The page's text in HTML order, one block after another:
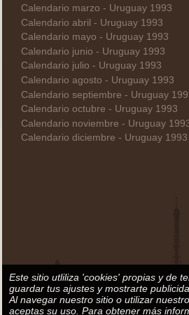
Calendario marzo - Uruguay 1993
Calendario abril - Uruguay 1993
Calendario mayo - Uruguay 1993
Calendario junio - Uruguay 1993
Calendario julio - Uruguay 1993
Calendario agosto - Uruguay 1993
Calendario septiembre - Uruguay
Calendario octubre - Uruguay 1993
Calendario noviembre - Uruguay
Calendario diciembre - Uruguay 1993
Este sitio utliliza 'cookies' propias y de
guardar tus ajustes y mostrarte
Al navegar nuestro sitio o utilizar
aceptas su uso. Para obtener más